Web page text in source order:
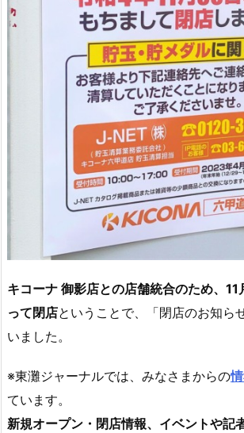
キコーナ 御影店との店舗統合のため、
って閉店ということで、「閉店のお知ら
いました。
※東灘ジャーナルでは、みなさまからの
ています。
新規オープン・閉店情報、イベントや記